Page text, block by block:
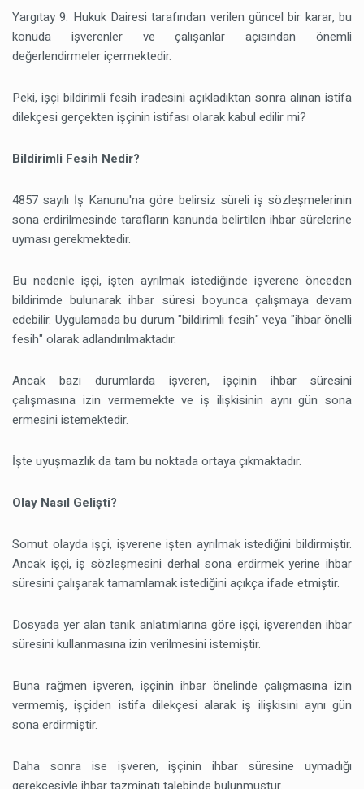
Yargıtay 9. Hukuk Dairesi tarafından verilen güncel bir karar, bu
konuda işverenler ve çalışanlar açısından önemli
değerlendirmeler içermektedir.
Peki, işçi bildirimli fesih iradesini açıkladıktan sonra alınan istifa
dilekçesi gerçekten işçinin istifası olarak kabul edilir mi?
Bildirimli Fesih Nedir?
4857 sayılı İş Kanunu'na göre belirsiz süreli iş sözleşmelerinin
sona erdirilmesinde tarafların kanunda belirtilen ihbar sürelerine
uyması gerekmektedir.
Bu nedenle işçi, işten ayrılmak istediğinde işverene önceden
bildirimde bulunarak ihbar süresi boyunca çalışmaya devam
edebilir. Uygulamada bu durum "bildirimli fesih" veya "ihbar önelli
fesih" olarak adlandırılmaktadır.
Ancak bazı durumlarda işveren, işçinin ihbar süresini
çalışmasına izin vermemekte ve iş ilişkisinin aynı gün sona
ermesini istemektedir.
İşte uyuşmazlık da tam bu noktada ortaya çıkmaktadır.
Olay Nasıl Gelişti?
Somut olayda işçi, işverene işten ayrılmak istediğini bildirmiştir.
Ancak işçi, iş sözleşmesini derhal sona erdirmek yerine ihbar
süresini çalışarak tamamlamak istediğini açıkça ifade etmiştir.
Dosyada yer alan tanık anlatımlarına göre işçi, işverenden ihbar
süresini kullanmasına izin verilmesini istemiştir.
Buna rağmen işveren, işçinin ihbar önelinde çalışmasına izin
vermemiş, işçiden istifa dilekçesi alarak iş ilişkisini aynı gün
sona erdirmiştir.
Daha sonra ise işveren, işçinin ihbar süresine uymadığı